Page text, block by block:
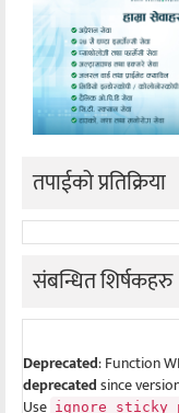
तपाईको प्रतिक्रिया
संबन्धित शिर्षकहरु
Deprecated: Function
deprecatedsince
Use